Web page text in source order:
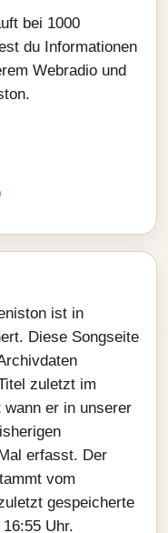
bei 1000
du Informationen
Webradio und
ist in
Diese Songseite
zuletzt im
er in unserer
erfasst. Der
vom
gespeicherte
Uhr.